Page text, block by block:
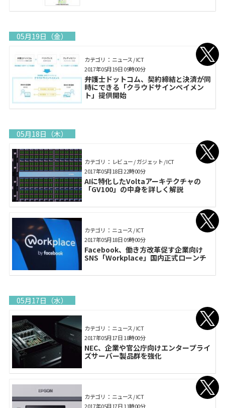
05月19日（金）
カテゴリ： ニュース / ICT
弁護士ドットコム、契約締結と決済が同
時にできる「クラウドサインペイメン
ト」提供開始
2017年05月19日 09時00分
05月18日（木）
カテゴリ： レビュー / ガジェット / ICT
AIに特化したVoltaアーキテクチャの
「GV100」の中身を詳しく解説
2017年05月18日 22時00分
カテゴリ： ニュース / ICT
Facebook、働き方改革促す企業向け
SNS「Workplace」国内正式ローンチ
2017年05月18日 09時00分
05月17日（水）
カテゴリ： ニュース / ICT
NEC、企業や官公庁向けエンタープライ
ズサーバー製品群を強化
2017年05月17日 18時00分
カテゴリ： ニュース / ICT
2017年05月17日 11時00分